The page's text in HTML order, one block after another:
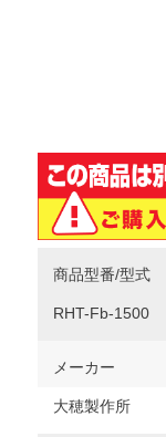
商品型番/型式
RHT-Fb-1500
メーカー
大穂製作所